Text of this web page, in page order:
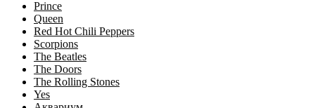
Prince
Queen
Red Hot Chili Peppers
Scorpions
The Beatles
The Doors
The Rolling Stones
Yes